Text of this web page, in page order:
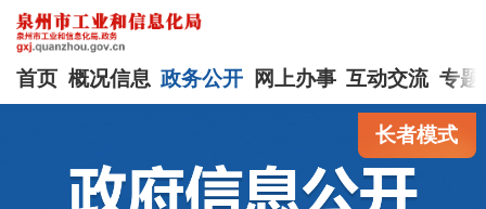
首页 概况信息 政务公开 网上办事 互动交流 专题
长者模式